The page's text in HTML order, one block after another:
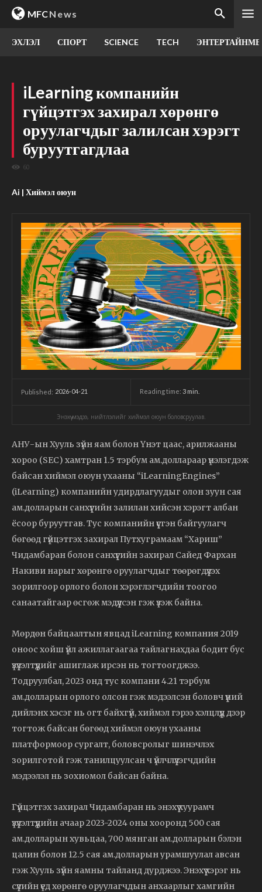
MFCNews
ЭХЛЭЛ СПОРТ SCIENCE TECH
iLearning компанийн
гүйцэтгэх захирал хөрөнгө
оруулагчдыг залилсан хэрэгт
буруутгагдлаа
60
Ai | Хиймэл оюун
Published: 2026-04-21 Reading time: 3 min.
Энэхүү мэдээ, нийтлэлийг хиймэл оюун боловсруулав.
АНУ-ын Хууль зүйн яам болон Үнэт цаас, арилжааны
хороо (SEC) хамтран 1.5 тэрбум ам.доллараар үнэлэгдэж
байсан хиймэл оюун ухааны “iLearningEngines”
(iLearning) компанийн удирдлагуудыг олон зуун сая
ам.долларын санхүүгийн залилан хийсэн хэрэгт албан
ёсоор буруутгав. Тус компанийн үүсгэн байгуулагч
бөгөөд гүйцэтгэх захирал Путхуграмаам “Хариш”
Чидамбаран болон санхүүгийн захирал Сайед Фархан
Накиви нарыг хөрөнгө оруулагчдыг төөрөгдүүлэх
зорилгоор орлого болон хэрэглэгчдийн тоогоо
санаатайгаар өсгөж мэдүүлсэн гэж үзэж байна.
Мөрдөн байцаалтын явцад iLearning компания 2019
оноос хойш үйл ажиллагаагаа тайлагнахдаа бодит бус
үзүүлэлтүүдийг ашиглаж ирсэн нь тогтоогджээ.
Тодруулбал, 2023 онд тус компани 4.21 тэрбум
ам.долларын орлого олсон гэж мэдээлсэн боловч үүний
дийлэнх хэсэг нь огт байхгүй, хиймэл гэрээ хэлцлүүд дээр
тогтож байсан бөгөөд хиймэл оюун ухааны
платформоор сургалт, боловсролыг шинэчлэх
зорилготой гэж танилцуулсан ч үйлчлүүлэгчдийн
мэдээлэл нь зохиомол байсан байна.
Гүйцэтгэх захирал Чидамбаран нь энэхүү хуурамч
үзүүлэлтүүдийн ачаар 2023-2024 оны хооронд 500 сая
ам.долларын хувьцаа, 700 мянган ам.долларын бэлэн
цалин болон 12.5 сая ам.долларын урамшуулал авсан
гэж Хууль зүйн яамны тайланд дурджээ. Энэхүү хэрэг нь
сүүлийн үед хөрөнгө оруулагчдын анхаарлыг хамгийн